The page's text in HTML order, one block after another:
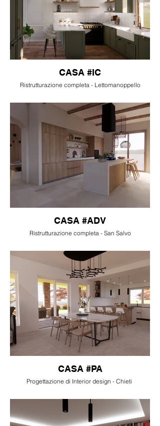
CASA #IC
Ristrutturazione completa - Lettomanoppello
CASA #ADV
Ristrutturazione completa - San Salvo
CASA #PA
Progettazione di Interior design - Chieti